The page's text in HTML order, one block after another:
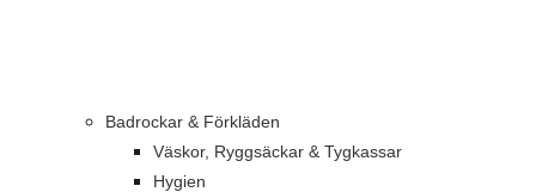
Badrockar & Förkläden
Väskor, Ryggsäckar & Tygkassar
Hygien